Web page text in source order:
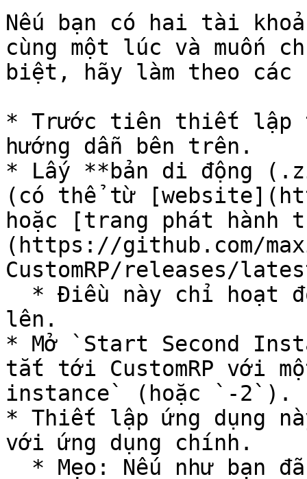
Nếu bạn có hai tài
cùng một lúc và muốn
biệt, hãy làm theo các
* Trước tiên thiết lập
hướng dẫn bên trên.
* Lấy **bản di động
(có thể từ
hoặc [trang phát hành
(https://github.com/
CustomRP/releases/
lên.
* Mở `Start Second
tắt tới CustomRP với
instance` (hoặc `-2`).
* Thiết lập ứng dụng
với ứng dụng chính.